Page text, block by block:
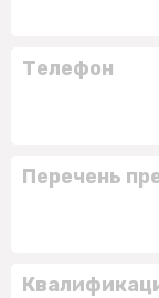
Телефон
Перечень